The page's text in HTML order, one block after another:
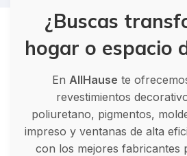
¿Buscas
hogar o espacio
En AllHause te
revestimientos
poliuretano, pigmentos,
impreso y ventanas de alta
con los mejores fabricantes